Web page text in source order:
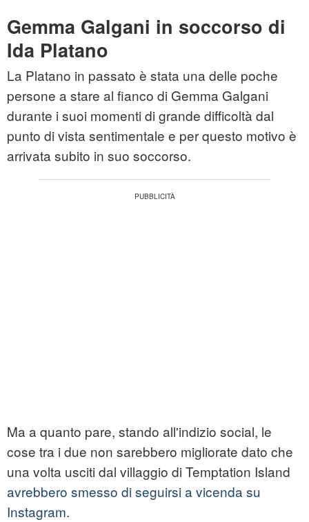
Gemma Galgani in soccorso di
Ida Platano
La Platano in passato è stata una delle poche
persone a stare al fianco di Gemma Galgani
durante i suoi momenti di grande difficoltà dal
punto di vista sentimentale e per questo motivo è
arrivata subito in suo soccorso.
Ma a quanto pare, stando all'indizio social, le
cose tra i due non sarebbero migliorate dato che
una volta usciti dal villaggio di Temptation Island
avrebbero smesso di seguirsi a vicenda su
Instagram.